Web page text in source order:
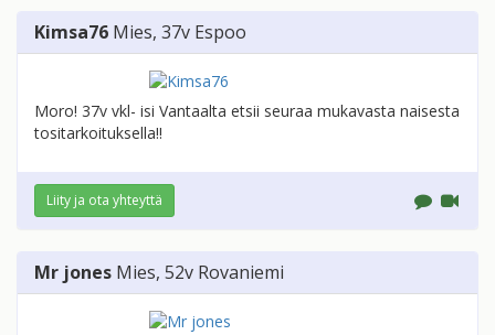
Kimsa76 Mies, 37v Espoo
Moro! 37v vkl- isi Vantaalta etsii seuraa mukavasta naisesta
tositarkoituksella!!
Liity ja ota yhteyttä
Mr jones Mies, 52v Rovaniemi